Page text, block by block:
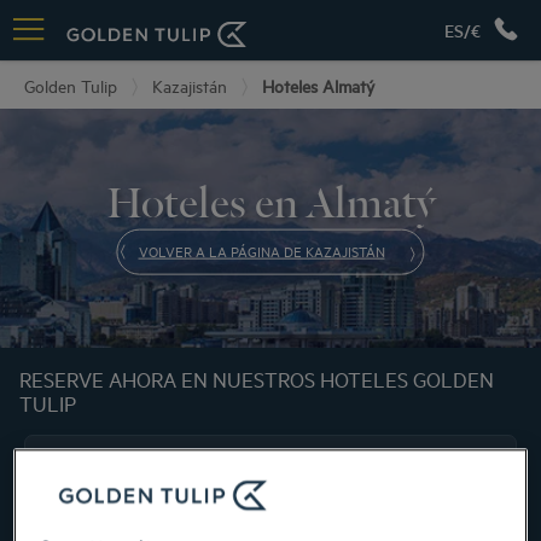
ES/€
Golden Tulip Kazajistán Hoteles Almatý
Hoteles en Almatý
VOLVER A LA PÁGINA DE KAZAJISTÁN
RESERVE AHORA EN NUESTROS HOTELES GOLDEN
TULIP